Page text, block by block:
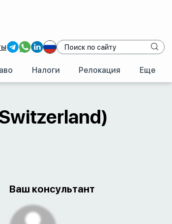
Налоги Релокация Еще
Bank (Switzerland) 001
Ваш консультант